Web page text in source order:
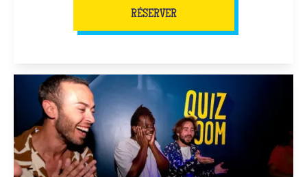
RÉSERVER